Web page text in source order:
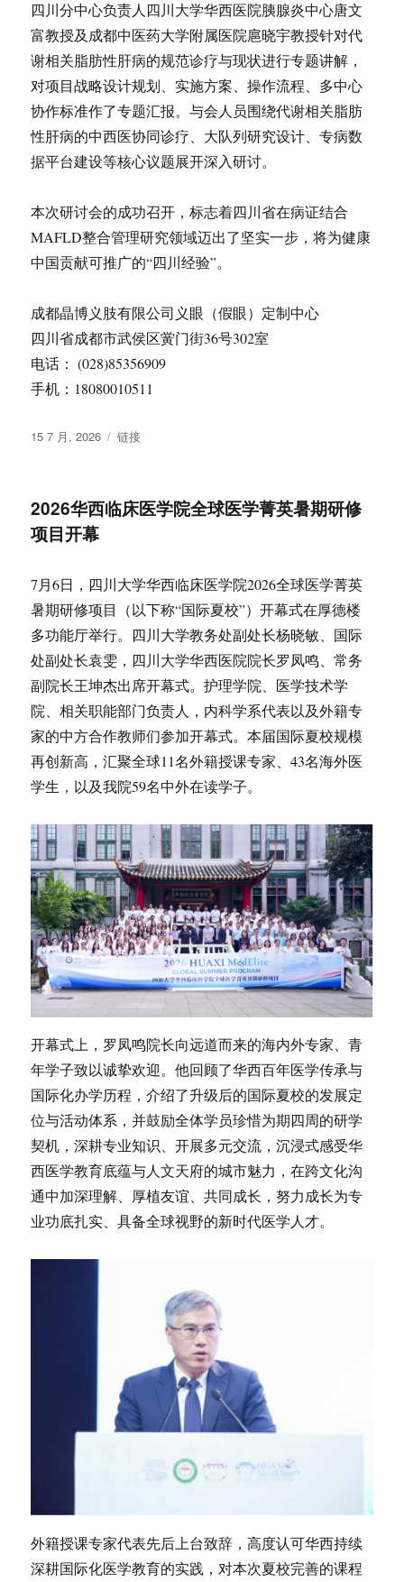
四川分中心负责人四川大学华西医院胰腺炎中心唐文
富教授及成都中医药大学附属医院扈晓宇教授针对代
谢相关脂肪性肝病的规范诊疗与现状进行专题讲解，
对项目战略设计规划、实施方案、操作流程、多中心
协作标准作了专题汇报。与会人员围绕代谢相关脂肪
性肝病的中西医协同诊疗、大队列研究设计、专病数
据平台建设等核心议题展开深入研讨。
本次研讨会的成功召开，标志着四川省在病证结合
MAFLD整合管理研究领域迈出了坚实一步，将为健康
中国贡献可推广的“四川经验”。
成都晶博义肢有限公司义眼（假眼）定制中心
四川省成都市武侯区黉门街36号302室
电话： (028)85356909
手机：18080010511
发
15 7 月, 2026
格
链接
2026华西临床医学院全球医学菁英暑期研修
项目开幕
7月6日，四川大学华西临床医学院2026全球医学菁英
暑期研修项目（以下称“国际夏校”）开幕式在厚德楼
多功能厅举行。四川大学教务处副处长杨晓敏、国际
处副处长袁雯，四川大学华西医院院长罗凤鸣、常务
副院长王坤杰出席开幕式。护理学院、医学技术学
院、相关职能部门负责人，内科学系代表以及外籍专
家的中方合作教师们参加开幕式。本届国际夏校规模
再创新高，汇聚全球11名外籍授课专家、43名海外医
学生，以及我院59名中外在读学子。
开幕式上，罗凤鸣院长向远道而来的海内外专家、青
年学子致以诚挚欢迎。他回顾了华西百年医学传承与
国际化办学历程，介绍了升级后的国际夏校的发展定
位与活动体系，并鼓励全体学员珍惜为期四周的研学
契机，深耕专业知识、开展多元交流，沉浸式感受华
西医学教育底蕴与人文天府的城市魅力，在跨文化沟
通中加深理解、厚植友谊、共同成长，努力成长为专
业功底扎实、具备全球视野的新时代医学人才。
外籍授课专家代表先后上台致辞，高度认可华西持续
深耕国际化医学教育的实践，对本次夏校完善的课程